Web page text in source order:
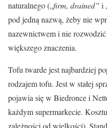
naturalnego („firm, drained” i
pod jedną nazwą, żeby nie
nazewnictwem i nie
większego znaczenia.
Tofu twarde jest najbardziej
rodzajem tofu. Jest w stałej
pojawia się w Biedronce i
każdym supermarkecie.
zależności od wielkości).